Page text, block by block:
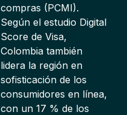
compras (PCMI).
Según el estudio Digital
Score de Visa,
Colombia también
lidera la región en
sofisticación de los
consumidores en línea,
con un 17 % de los